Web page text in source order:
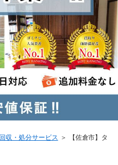
収・処分サービス ＞
【佐倉市】タ